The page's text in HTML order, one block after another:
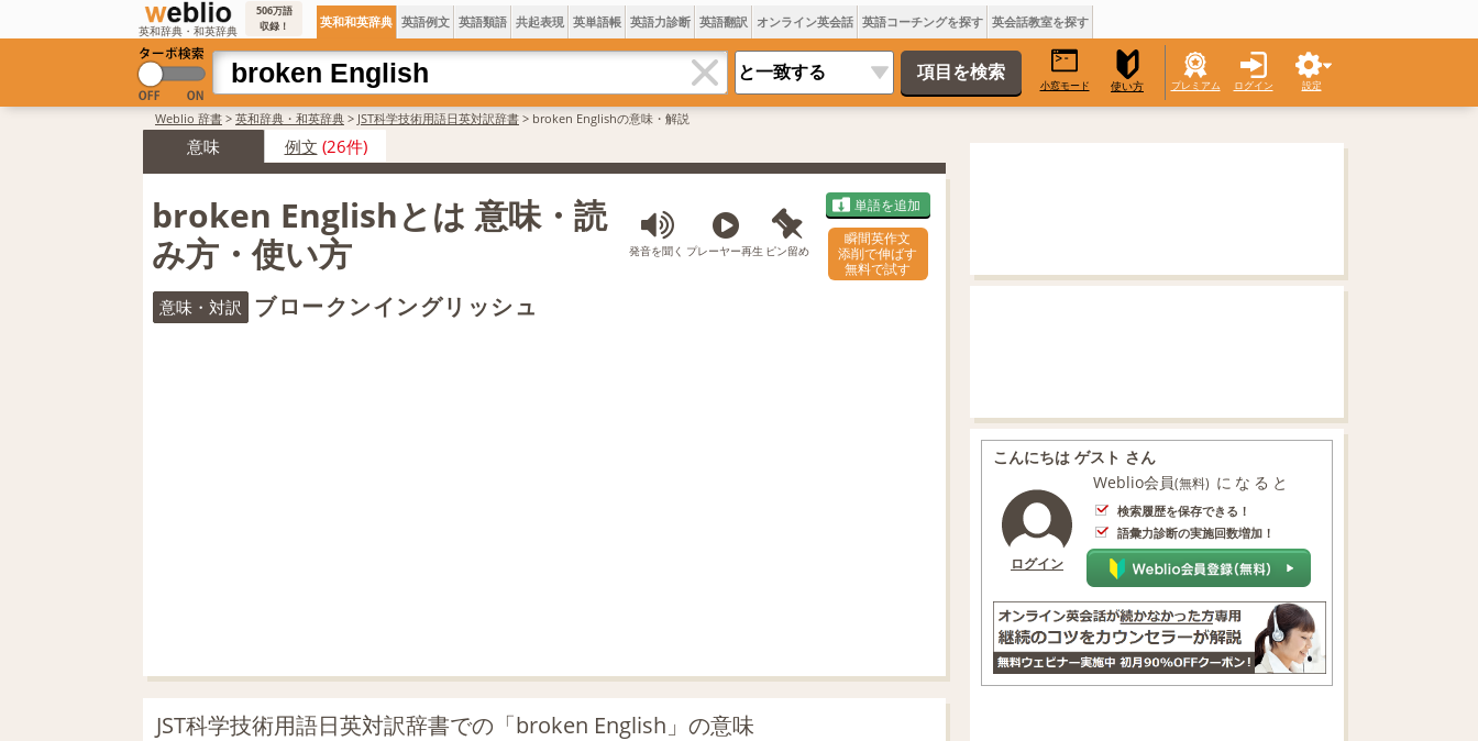
英和辞典・和英辞典
506万語
収録！
英和和英辞典 英語例文 英語類語 共起表現 英単語帳 英語力診断 英語翻訳 オンライン英会話 英語コーチングを探す 英会話教室を探す
小窓モード 使い方 プレミアム ログイン 設定
Weblio 辞書 > 英和辞典・和英辞典 > JST科学技術用語日英対訳辞書 > broken Englishの意味・解説
意味 例文 (26件)
broken Englishとは 意味・読
み方・使い方
発音を聞く プレーヤー再生 ピン留め
単語を追加
瞬間英作文
添削で伸ばす
無料で試す
意味・対訳 ブロークンイングリッシュ
JST科学技術用語日英対訳辞書での「broken English」の意味
こんにちは ゲスト さん
ログイン
Weblio会員(無料) になると
検索履歴を保存できる！
語彙力診断の実施回数増加！